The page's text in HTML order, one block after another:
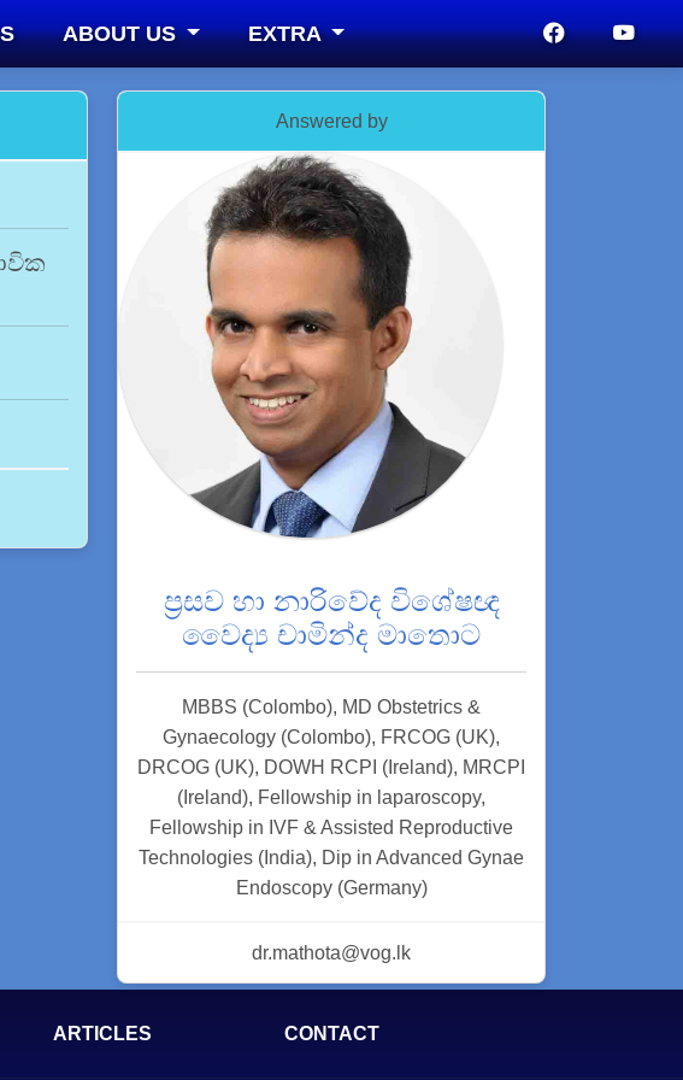
ABOUT US EXTRA
Answered by
ප්‍රසව හා නාරිවේද විශේෂඥ
වෛද්‍ය චාමින්ද මාතොට
MBBS (Colombo), MD Obstetrics &
Gynaecology (Colombo), FRCOG (UK),
DRCOG (UK), DOWH RCPI (Ireland), MRCPI
(Ireland), Fellowship in laparoscopy,
Fellowship in IVF & Assisted Reproductive
Technologies (India), Dip in Advanced Gynae
Endoscopy (Germany)
dr.mathota@vog.lk
ARTICLES CONTACT